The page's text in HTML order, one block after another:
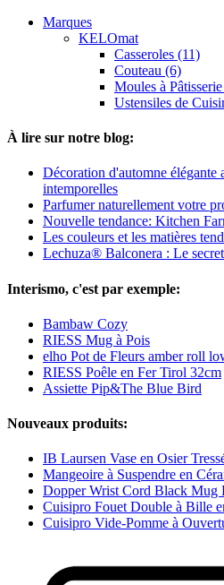
Marques
KELOmat
Casseroles (11)
Couteau (6)
Moules à
Ustensiles de
À lire sur notre blog:
Décoration d'automne élégante
intemporelles
Parfumer naturellement votre
Nouvelle tendance: Kitchen
Les couleurs et les matières
Lechuza® Balconera : Le
Interismo, c'est par exemple:
Bambaw Cozy
RIESS Mug à Pois
elho Pot de Fleurs amber roll
RIESS Poêle en Fer Tirol 32cm
Assiette Pip&The Blue Bird
Nouveaux produits:
IB Laursen Vase en Osier
Mangeoire à Suspendre en
Dopper Wrist Cord Black Mug
Cuisipro Fouet Double à Bille
Cuisipro Vide-Pomme à